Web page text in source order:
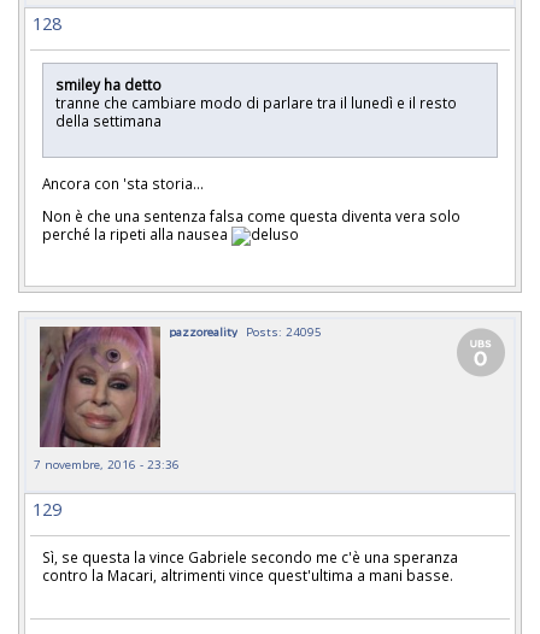
128
smiley ha detto
tranne che cambiare modo di parlare tra il lunedì e il resto
della settimana
Ancora con 'sta storia...
Non è che una sentenza falsa come questa diventa vera solo
perché la ripeti alla nausea
pazzoreality Posts: 24095
7 novembre, 2016 - 23:36
129
Sì, se questa la vince Gabriele secondo me c'è una speranza
contro la Macari, altrimenti vince quest'ultima a mani basse.